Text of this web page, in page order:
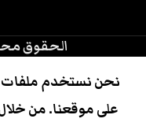
الحقوق
نحن نستخدم ملفات
على موقعنا. من